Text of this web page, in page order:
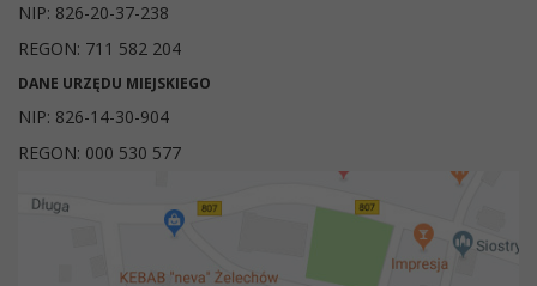
NIP: 826-20-37-238
REGON: 711 582 204
DANE URZĘDU MIEJSKIEGO
NIP: 826-14-30-904
REGON: 000 530 577